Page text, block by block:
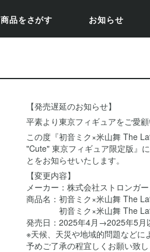
商品をさがす お知らせ
【発売遅延のお知らせ】
平素より東京フィギュアをご愛
この度『初音ミク×米山舞 The
"Cute" 東京フィギュア限定版』
とをお知らせいたします。
【変更内容】
メーカー：株式会社ストロンガー
商品名：初音ミク×米山舞 The
初音ミク×米山舞 The
発売日：2025年4月→2025年5月
※天候、天災や地域的問題などに
予めご了承の程宜しくお願い致し